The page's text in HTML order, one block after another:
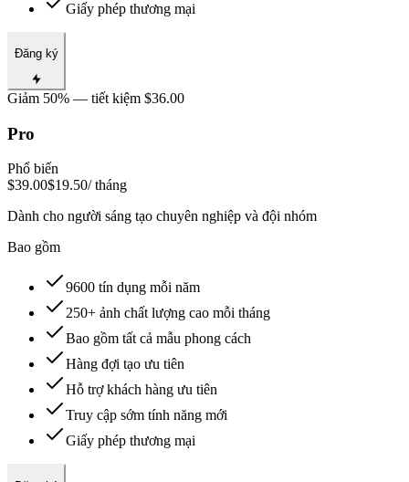
Giấy phép thương mại
Đăng ký
Giảm 50% — tiết kiệm $36.00
Pro
Phổ biến
$39.00$19.50/ tháng
Dành cho người sáng tạo chuyên nghiệp và đội nhóm
Bao gồm
9600 tín dụng mỗi năm
250+ ảnh chất lượng cao mỗi tháng
Bao gồm tất cả mẫu phong cách
Hàng đợi tạo ưu tiên
Hỗ trợ khách hàng ưu tiên
Truy cập sớm tính năng mới
Giấy phép thương mại